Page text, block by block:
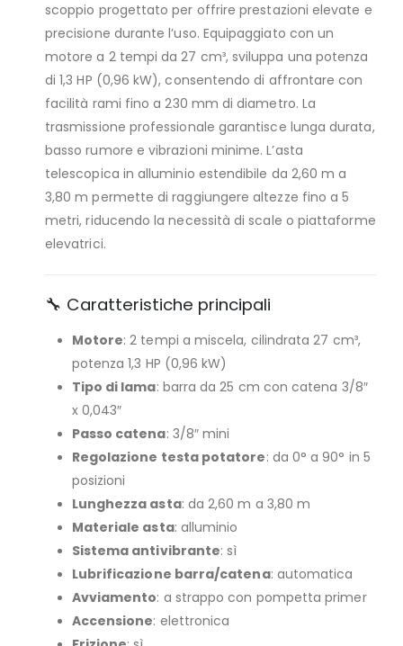
scoppio progettato per offrire prestazioni elevate e
precisione durante l’uso. Equipaggiato con un
motore a 2 tempi da 27 cm³, sviluppa una potenza
di 1,3 HP (0,96 kW), consentendo di affrontare con
facilità rami fino a 230 mm di diametro. La
trasmissione professionale garantisce lunga durata,
basso rumore e vibrazioni minime. L’asta
telescopica in alluminio estendibile da 2,60 m a
3,80 m permette di raggiungere altezze fino a 5
metri, riducendo la necessità di scale o piattaforme
elevatrici.
🔧 Caratteristiche principali
Motore: 2 tempi a miscela, cilindrata 27 cm³,
potenza 1,3 HP (0,96 kW)
Tipo di lama: barra da 25 cm con catena 3/8″
x 0,043″
Passo catena: 3/8″ mini
Regolazione testa potatore: da 0° a 90° in 5
posizioni
Lunghezza asta: da 2,60 m a 3,80 m
Materiale asta: alluminio
Sistema antivibrante: sì
Lubrificazione barra/catena: automatica
Avviamento: a strappo con pompetta primer
Accensione: elettronica